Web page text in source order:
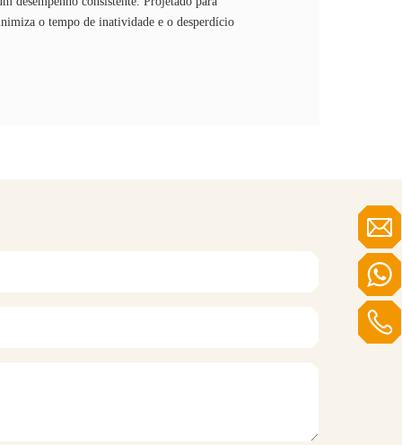
o tempo de inatividade e o desperdício